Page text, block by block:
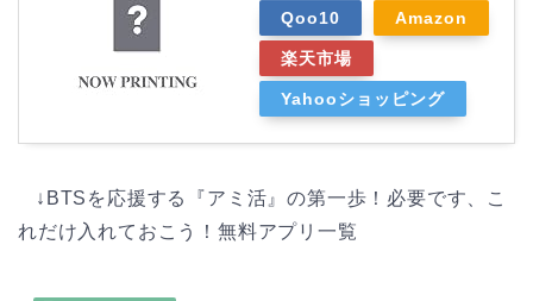
Qoo10 Amazon
楽天市場
Yahooショッピング
↓BTSを応援する『アミ活』の第一歩！必要です、こ
れだけ入れておこう！無料アプリ一覧